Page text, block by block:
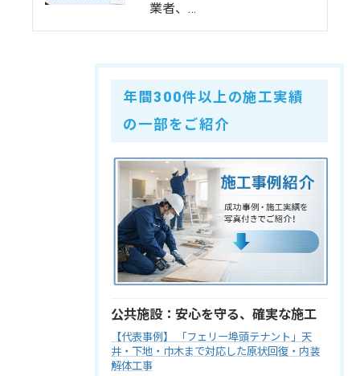
業者、…
年間300件以上の施工実績
の一部をご紹介
公共施設：安心を守る、確実な施工
【代表事例】 「フェリー埠頭テナント」天
井・下地・巾木まで対応した原状回復・内装
解体工事